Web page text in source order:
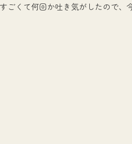
くて何回か吐き気がしたので、